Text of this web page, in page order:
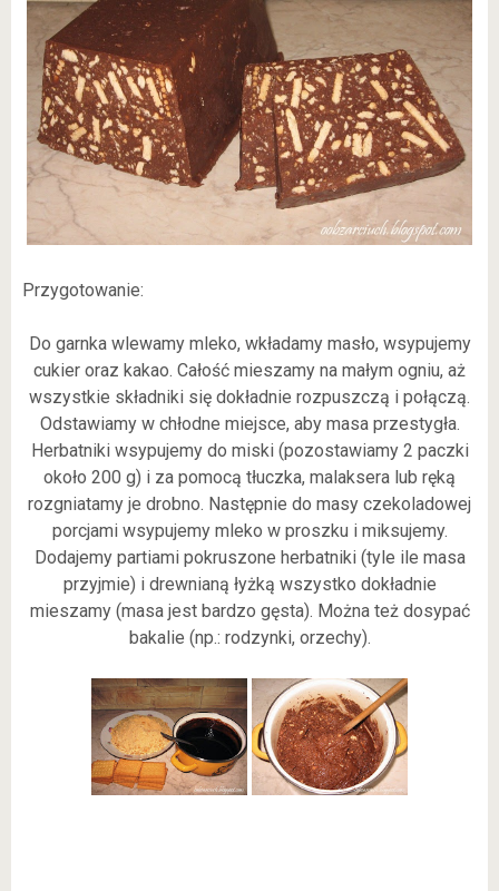
Przygotowanie:
Do garnka wlewamy mleko, wkładamy masło, wsypujemy
cukier oraz kakao. Całość mieszamy na małym ogniu, aż
wszystkie składniki się dokładnie rozpuszczą i połączą.
Odstawiamy w chłodne miejsce, aby masa przestygła.
Herbatniki wsypujemy do miski (pozostawiamy 2 paczki
około 200 g) i za pomocą tłuczka, malaksera lub ręką
rozgniatamy je drobno. Następnie do masy czekoladowej
porcjami wsypujemy mleko w proszku i miksujemy.
Dodajemy partiami pokruszone herbatniki (tyle ile masa
przyjmie) i drewnianą łyżką wszystko dokładnie
mieszamy (masa jest bardzo gęsta). Można też dosypać
bakalie (np.: rodzynki, orzechy).